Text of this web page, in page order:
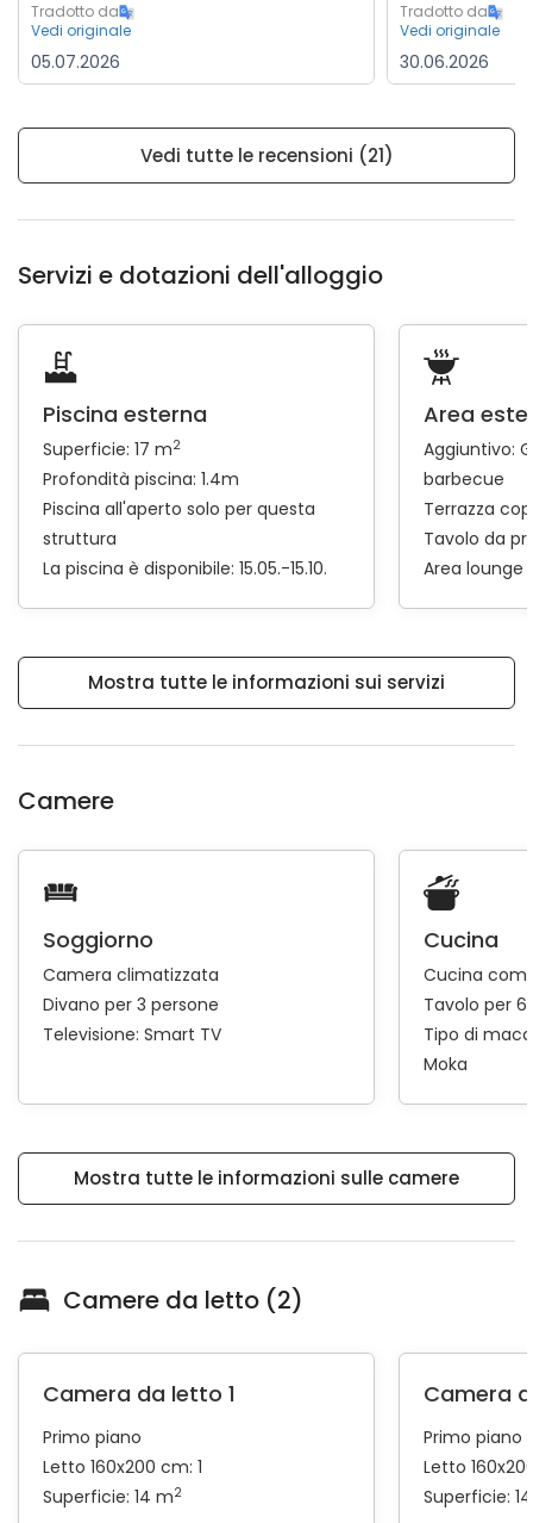
Tradotto da
Vedi originale
05.07.2026
Tradotto da
Vedi originale
30.06.2026
Vedi tutte le recensioni (21)
Servizi e dotazioni dell'alloggio
Piscina esterna
Superficie: 17 m2
Profondità piscina: 1.4m
Piscina all'aperto solo per questa
struttura
La piscina è disponibile: 15.05.-15.10.
Area
Aggiuntivo:
barbecue
Terrazza
Tavolo da
Area lounge
Mostra tutte le informazioni sui servizi
Camere
Soggiorno
Camera climatizzata
Divano per 3 persone
Televisione: Smart TV
Cucina
Cucina
Tavolo per 6
Tipo di
Moka
Mostra tutte le informazioni sulle camere
Camere da letto (2)
Camera da letto 1
Primo piano
Letto 160x200 cm: 1
Superficie: 14 m2
Camera
Primo piano
Letto
Superficie: